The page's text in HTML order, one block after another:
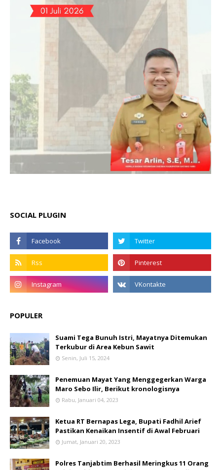
SOCIAL PLUGIN
POPULER
Suami Tega Bunuh Istri, Mayatnya Ditemukan
Terkubur di Area Kebun Sawit
Senin, Juli 15, 2024
Penemuan Mayat Yang Menggegerkan Warga
Maro Sebo Ilir, Berikut kronologisnya
Rabu, Januari 04, 2023
Ketua RT Bernapas Lega, Bupati Fadhil Arief
Pastikan Kenaikan Insentif di Awal Februari
Jumat, Januari 20, 2023
Polres Tanjabtim Berhasil Meringkus 11 Orang